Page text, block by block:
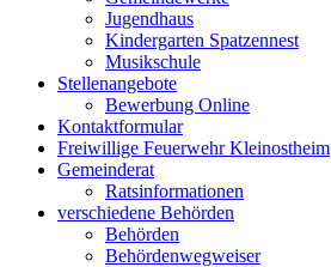
Jugendhaus
Kindergarten Spatzennest
Musikschule
Stellenangebote
Bewerbung Online
Kontaktformular
Freiwillige Feuerwehr Kleinostheim
Gemeinderat
Ratsinformationen
verschiedene Behörden
Behörden
Behördenwegweiser